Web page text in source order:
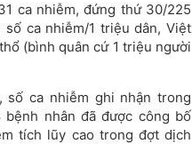
ca nhiễm, đứng thứ 30/225
ca nhiễm/1 triệu dân, Việt
(bình quân cứ 1 triệu người
ca nhiễm ghi nhận trong
nhân đã được công bố
tích lũy cao trong đợt dịch